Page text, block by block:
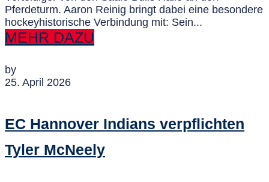
Pferdeturm. Aaron Reinig bringt dabei eine besondere
hockeyhistorische Verbindung mit: Sein...
MEHR DAZU
by
25. April 2026
EC Hannover Indians verpflichten
Tyler McNeely